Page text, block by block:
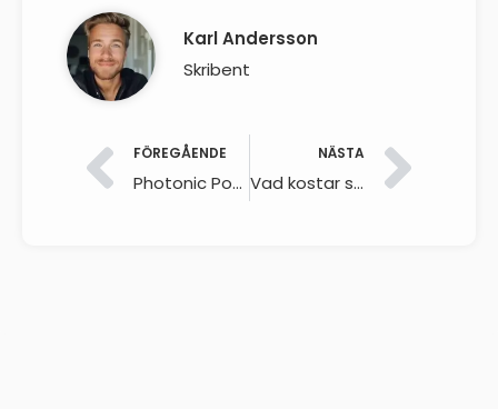
Karl Andersson
Skribent
FÖREGÅENDE
Photonic Power Systems Sweden AB förvärvar Roslagssol AB
NÄSTA
Vad kostar solceller?